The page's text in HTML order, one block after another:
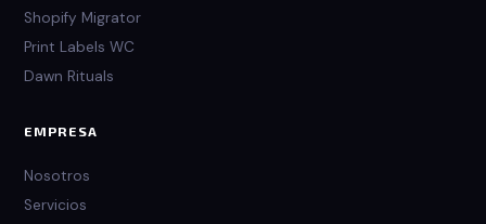
Shopify Migrator
Print Labels WC
Dawn Rituals
EMPRESA
Nosotros
Servicios